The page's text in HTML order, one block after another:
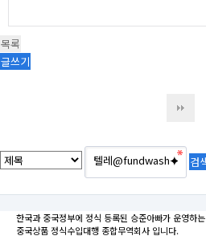
목록
글쓰기
한국과 중국정부에 정식 등록된 승준아빠가 운영하는
중국상품 정식수입대행 종합무역회사 입니다.